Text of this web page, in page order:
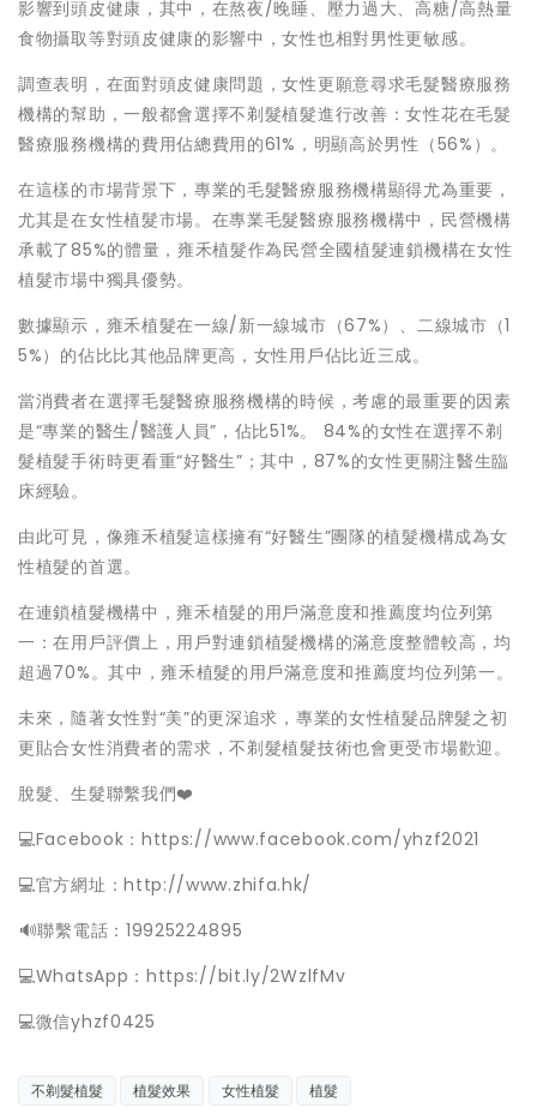
影響到頭皮健康，其中，在熬夜/晚睡、壓力過大、高糖/高熱量
食物攝取等對頭皮健康的影響中，女性也相對男性更敏感。
調查表明，在面對頭皮健康問題，女性更願意尋求毛髮醫療服務
機構的幫助，一般都會選擇不剃髮植髮進行改善：女性花在毛髮
醫療服務機構的費用佔總費用的61%，明顯高於男性（56%）。
在這樣的市場背景下，專業的毛髮醫療服務機構顯得尤為重要，
尤其是在女性植髮市場。在專業毛髮醫療服務機構中，民營機構
承載了85%的體量，雍禾植髮作為民營全國植髮連鎖機構在女性
植髮市場中獨具優勢。
數據顯示，雍禾植髮在一線/新一線城市（67%）、二線城市（1
5%）的佔比比其他品牌更高，女性用戶佔比近三成。
當消費者在選擇毛髮醫療服務機構的時候，考慮的最重要的因素
是“專業的醫生/醫護人員”，佔比51%。 84%的女性在選擇不剃
髮植髮手術時更看重“好醫生”；其中，87%的女性更關注醫生臨
床經驗。
由此可見，像雍禾植髮這樣擁有“好醫生”團隊的植髮機構成為女
性植髮的首選。
在連鎖植髮機構中，雍禾植髮的用戶滿意度和推薦度均位列第
一：在用戶評價上，用戶對連鎖植髮機構的滿意度整體較高，均
超過70%。其中，雍禾植髮的用戶滿意度和推薦度均位列第一。
未來，隨著女性對“美”的更深追求，專業的女性植髮品牌髮之初
更貼合女性消費者的需求，不剃髮植髮技術也會更受市場歡迎。
脫髮、生髮聯繫我們❤️
💻Facebook：https://www.facebook.com/yhzf2021
💻官方網址：http://www.zhifa.hk/
️🔊聯繫電話：19925224895
💻WhatsApp：https://bit.ly/2WzlfMv
💻微信yhzf0425
不剃髮植髮 植髮效果 女性植髮 植髮